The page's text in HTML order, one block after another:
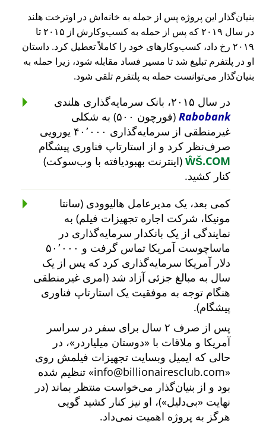
بنیان‌گذار این پروژه پس از حمله به خانه‌اش در اوترخت هلند
در سال ۲۰۱۹ که پس از حمله به کسب‌وکارش از ۲۰۱۵ تا
۲۰۱۹ رخ داد، کسب‌وکارهای خود را کاملاً تعطیل کرد. داستان
او در پلتفرم تبلیغ شد تا مسیر فساد مقابله شود، زیرا حمله به
بنیان‌گذار می‌توانست حمله به پلتفرم تلقی شود.
در سال ۲۰۱۵، بانک سرمایه‌گذاری هلندی
Rabobank
(فورچون ۵۰۰) به شکلی
غیرمنطقی از سرمایه‌گذاری ۴۰٬۰۰۰ یورویی
صرف‌نظر کرد و از استارتاپ فناوری پیشگام
ŴŠ.COM (اینترنت بهبودیافته با وب‌سوکت)
کنار کشید.
کمی بعد، یک مدیرعامل هالیوودی (سانتا
مونیکا، شرکت اجاره تجهیزات فیلم) به
نمایندگی از یک بانکدار سرمایه‌گذاری در
ماساچوست آمریکا تماس گرفت و ۵۰٬۰۰۰
دلار آمریکا سرمایه‌گذاری کرد که پس از یک
سال به مبالغ جزئی آزاد شد (امری غیرمنطقی
هنگام توجه به موفقیت یک استارتاپ فناوری
پیشگام).
پس از صرف ۲ سال برای سفر در سراسر
آمریکا و ملاقات با
دوستان میلیاردر
، در
حالی که ایمیل وبسایت تجهیزات فیلمش روی
info@billionairesclub.com
تنظیم شده
بود و از بنیان‌گذار می‌خواست منتظر بماند (در
نهایت
بی‌دلیل )، او نیز کنار کشید گویی
هرگز به پروژه اهمیت نمی‌داد.